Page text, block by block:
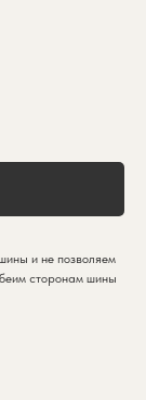
и не позволяем
сторонам шины